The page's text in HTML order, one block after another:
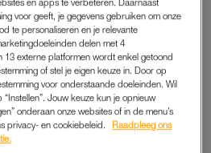
helemaal hadden voorzien, is
ietwat tegenvalt.
leeggestaan en diende al die tijd
en als feestparadijs voor louche
bevorderlijk voor de staat van het
ook niet zo goed bij.
en apps te verbeteren. Daarnaast
voor geeft, je gegevens gebruiken om onze
te personaliseren en je relevante
delen met 4
13 externe platformen wordt enkel getoond
of stel je eigen keuze in. Door op
voor onderstaande doeleinden. Wil
Jouw keuze kun je opnieuw
onderaan onze websites of in de menu’s
privacy- en cookiebeleid.
Raadpleeg ons